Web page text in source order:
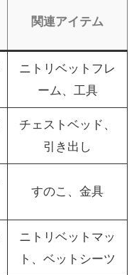
関連アイテム
ニトリベットフレ
ーム、工具
チェストベッド、
引き出し
すのこ、金具
ニトリベットマッ
ト、ベットシーツ